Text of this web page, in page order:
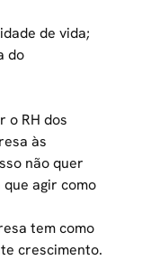
de vida;
do
o RH dos
às
não quer
agir como
tem como
crescimento.